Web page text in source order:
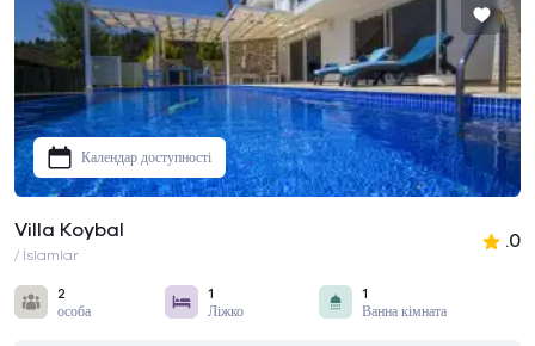
Календар доступності
Villa Koybal
/ İslamlar
.0
2
особа
1
Ліжко
1
Ванна кімната